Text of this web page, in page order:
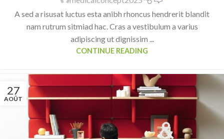
A sed a risusat luctus esta anibh rhoncus hendrerit blandit
nam rutrum sitmiad hac. Cras a vestibulum a varius
adipiscing ut dignissim ...
CONTINUE READING
27
AOÛT